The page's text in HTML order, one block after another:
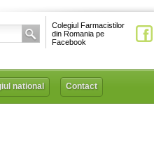
Colegiul Farmacistilor
din Romania pe
Facebook
national Contact